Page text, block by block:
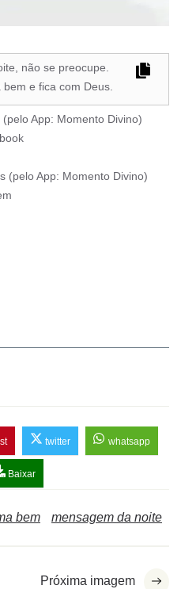
não se preocupe.
e fica com Deus.
App: Momento Divino)
(pelo App: Momento Divino)
twitter whatsapp
Baixar
bem mensagem da noite
Próxima imagem